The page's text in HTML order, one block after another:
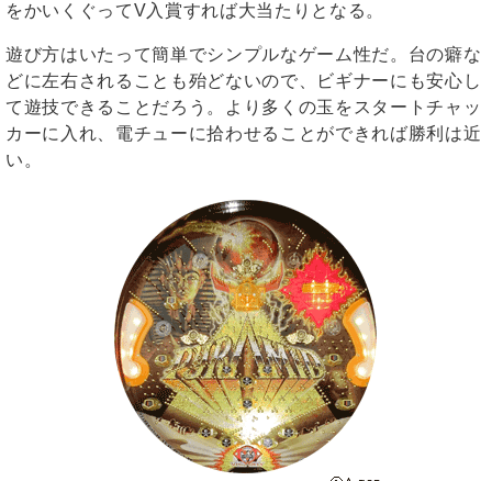
をかいくぐってV入賞すれば大当たりとなる。
遊び方はいたって簡単でシンプルなゲーム性だ。台の癖な
どに左右されることも殆どないので、ビギナーにも安心し
て遊技できることだろう。より多くの玉をスタートチャッ
カーに入れ、電チューに拾わせることができれば勝利は近
い。